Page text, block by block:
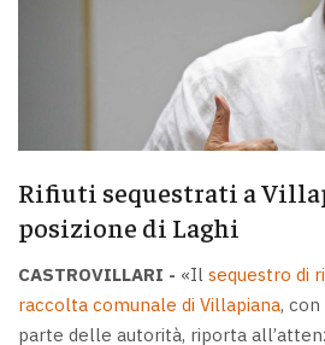
Rifiuti sequestrati a
posizione di Laghi
CASTROVILLARI - «Il sequestro di
raccolta comunale di Villapiana,
parte delle autorità, riporta